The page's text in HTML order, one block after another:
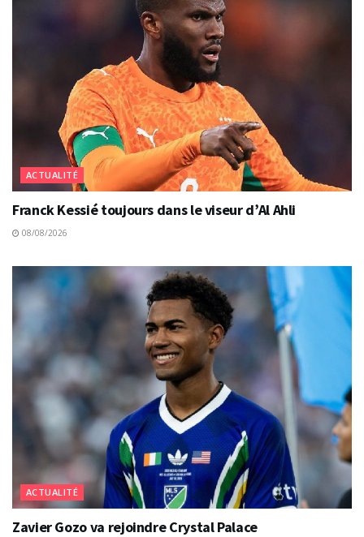
ACTUALITÉ
Franck Kessié toujours dans le viseur d’Al Ahli
08/08/2026
ACTUALITÉ
Zavier Gozo va rejoindre Crystal Palace